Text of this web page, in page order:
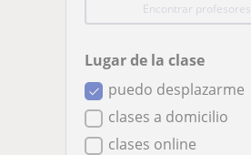
Encontrar profesores
Lugar de la clase
puedo desplazarme
clases a domicilio
clases online